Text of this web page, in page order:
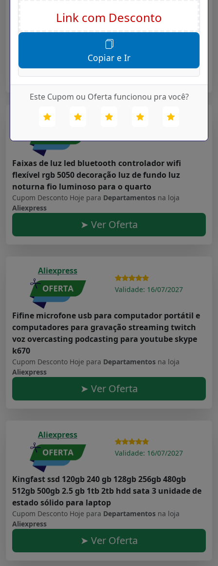
ls05 relógio inteligente esporte caso de metal
monitor sono freqüência cardíaca ip68 à prova
dip68 água 30 dia bateria ios iphone android
Departamentos
➤ Ver Oferta
Aliexpress
Faixas de luz led bluetooth controlador wifi
flexível rgb 5050 decoração luz de fundo luz
noturna fio luminoso para o quarto
Cupom Desconto Hoje para Departamentos na loja
Aliexpress
➤ Ver Oferta
Aliexpress
Validade: 16/07/2027
Fifine microfone usb para computador portátil e
computadores para gravação streaming twitch
voz overcasting podcasting para youtube skype
k670
Cupom Desconto Hoje para Departamentos na loja
Aliexpress
➤ Ver Oferta
Aliexpress
Validade: 16/07/2027
Kingfast ssd 120gb 240 gb 128gb 256gb 480gb
512gb 500gb 2.5 gb 1tb 2tb hdd sata 3 unidade de
estado sólido para laptop
Cupom Desconto Hoje para Departamentos na loja
Aliexpress
➤ Ver Oferta
Copiar e Ir
Este Cupom ou Oferta funcionou pra você?